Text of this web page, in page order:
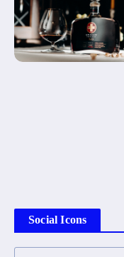
Social Icons